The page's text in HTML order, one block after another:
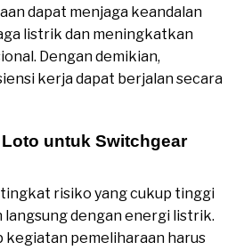
dapat menjaga keandalan
listrik dan meningkatkan
Dengan demikian,
kerja dapat berjalan secara
untuk Switchgear
risiko yang cukup tinggi
dengan energi listrik.
kegiatan pemeliharaan harus